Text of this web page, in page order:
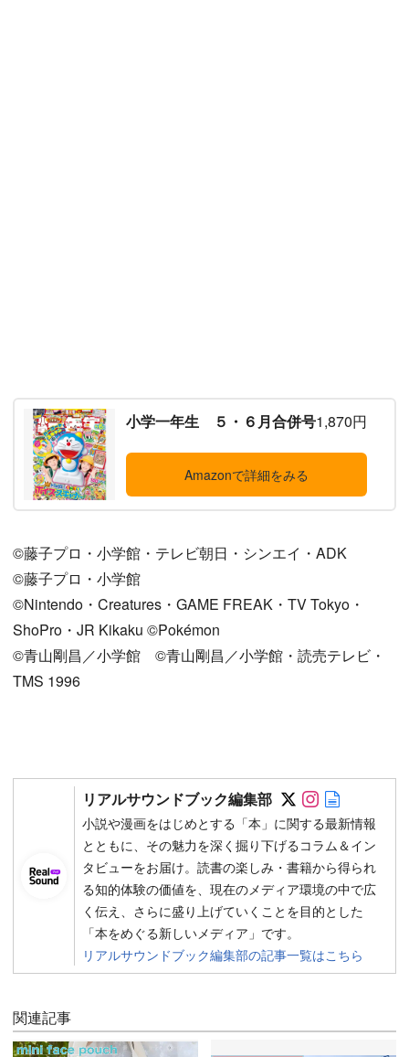
小学一年生 ５・６月合併号1,870円
Amazonで詳細をみる
©藤子プロ・小学館・テレビ朝日・シンエイ・ADK
©藤子プロ・小学館
©Nintendo・Creatures・GAME FREAK・TV Tokyo・
ShoPro・JR Kikaku ©Pokémon
©青山剛昌／小学館 ©青山剛昌／小学館・読売テレビ・
TMS 1996
リアルサウンドブック編集部 Follow on
Follow on
小説や漫画をはじめとする「本」に関する最新情報
とともに、その魅力を深く掘り下げるコラム＆イン
タビューをお届け。読書の楽しみ・書籍から得られ
る知的体験の価値を、現在のメディア環境の中で広
く伝え、さらに盛り上げていくことを目的とした
「本をめぐる新しいメディア」です。
リアルサウンドブック編集部の記事一覧はこちら
関連記事